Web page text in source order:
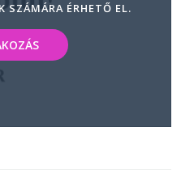
SZÁMÁRA ÉRHETŐ EL.